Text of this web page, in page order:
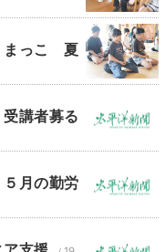
まっこ 夏
講者募る
月の勤労